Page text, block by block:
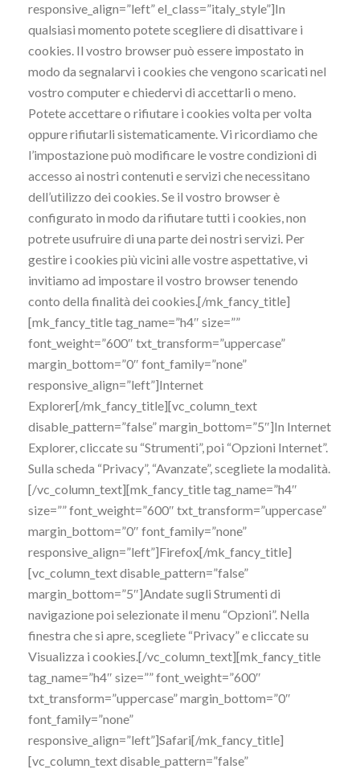
responsive_align=”left” el_class=”italy_style”]In
qualsiasi momento potete scegliere di disattivare i
cookies. Il vostro browser può essere impostato in
modo da segnalarvi i cookies che vengono scaricati nel
vostro computer e chiedervi di accettarli o meno.
Potete accettare o rifiutare i cookies volta per volta
oppure rifiutarli sistematicamente. Vi ricordiamo che
l’impostazione può modificare le vostre condizioni di
accesso ai nostri contenuti e servizi che necessitano
dell’utilizzo dei cookies. Se il vostro browser è
configurato in modo da rifiutare tutti i cookies, non
potrete usufruire di una parte dei nostri servizi. Per
gestire i cookies più vicini alle vostre aspettative, vi
invitiamo ad impostare il vostro browser tenendo
conto della finalità dei cookies.[/mk_fancy_title]
[mk_fancy_title tag_name=”h4″ size=””
font_weight=”600″ txt_transform=”uppercase”
margin_bottom=”0″ font_family=”none”
responsive_align=”left”]Internet
Explorer[/mk_fancy_title][vc_column_text
disable_pattern=”false” margin_bottom=”5″]In Internet
Explorer, cliccate su “Strumenti”, poi “Opzioni Internet”.
Sulla scheda “Privacy”, “Avanzate”, scegliete la modalità.
[/vc_column_text][mk_fancy_title tag_name=”h4″
size=”” font_weight=”600″ txt_transform=”uppercase”
margin_bottom=”0″ font_family=”none”
responsive_align=”left”]Firefox[/mk_fancy_title]
[vc_column_text disable_pattern=”false”
margin_bottom=”5″]Andate sugli Strumenti di
navigazione poi selezionate il menu “Opzioni”. Nella
finestra che si apre, scegliete “Privacy” e cliccate su
Visualizza i cookies.[/vc_column_text][mk_fancy_title
tag_name=”h4″ size=”” font_weight=”600″
txt_transform=”uppercase” margin_bottom=”0″
font_family=”none”
responsive_align=”left”]Safari[/mk_fancy_title]
[vc_column_text disable_pattern=”false”